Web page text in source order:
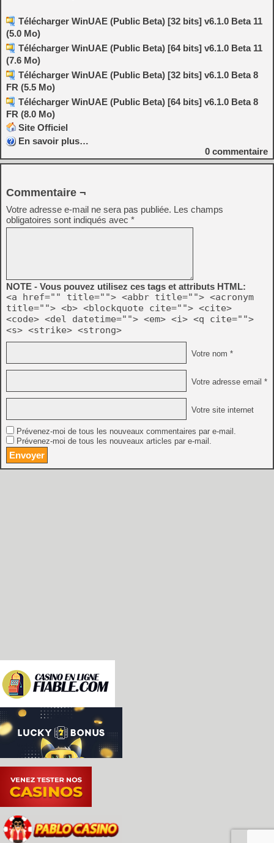
Télécharger WinUAE (Public Beta) [32 bits] v6.1.0 Beta 11
(5.0 Mo)
Télécharger WinUAE (Public Beta) [64 bits] v6.1.0 Beta 11
(7.6 Mo)
Télécharger WinUAE (Public Beta) [32 bits] v6.1.0 Beta 8
FR (5.5 Mo)
Télécharger WinUAE (Public Beta) [64 bits] v6.1.0 Beta 8
FR (8.0 Mo)
Site Officiel
En savoir plus…
0 commentaire
Commentaire ¬
Votre adresse e-mail ne sera pas publiée. Les champs
obligatoires sont indiqués avec *
NOTE - Vous pouvez utilisez ces tags et attributs HTML:
<a href="" title=""> <abbr title=""> <acronym
title=""> <b> <blockquote cite=""> <cite>
<code> <del datetime=""> <em> <i> <q cite="">
<s> <strike> <strong>
Votre nom *
Votre adresse email *
Votre site internet
Prévenez-moi de tous les nouveaux commentaires par e-mail.
Prévenez-moi de tous les nouveaux articles par e-mail.